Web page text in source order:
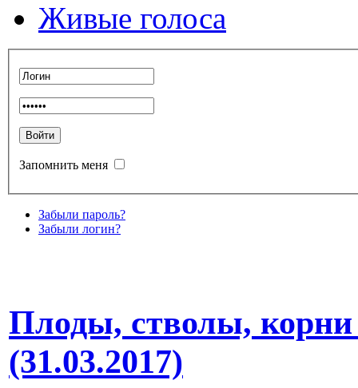
Живые голоса
Запомнить меня
Забыли пароль?
Забыли логин?
Плоды, стволы,
(31.03.2017)